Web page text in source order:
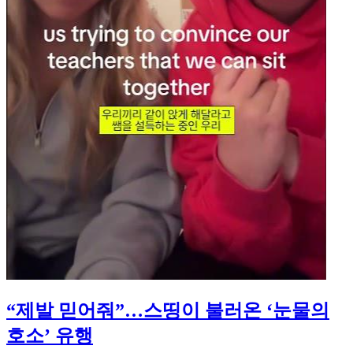
“제발 믿어줘”…스띵이 불러온 ‘눈물의
호소’ 유행